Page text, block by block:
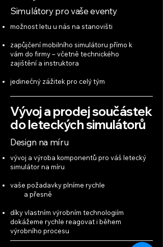
Simulátory pro vaše eventy
možnost letu u nás na stanovišti
zapůjčení mobilního simulátoru přímo k
vám do firmy– včetně technického
zajištění a instruktora
jedinečný zážitek pro celý tým
Vývoj a prodej součástek
do leteckých simulátorů
Design na míru
vývoj a výroba komponentů pro váš letecký
simulátor na míru
vaše požadavky plníme rychle
a přesně
díky vlastním výrobním technologiím
dokážeme rychle reagovat i během
výrobního procesu